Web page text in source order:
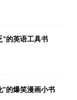
”的英语工具书
”的爆笑漫画小书